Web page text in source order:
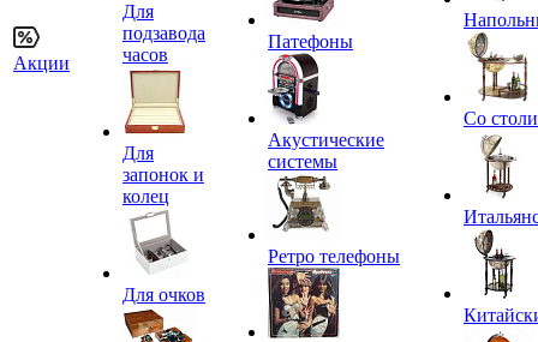
Акции
Для
подзавода
часов
Для
запонок и
колец
Для очков
Патефоны
Акустические
системы
Ретро телефоны
Со